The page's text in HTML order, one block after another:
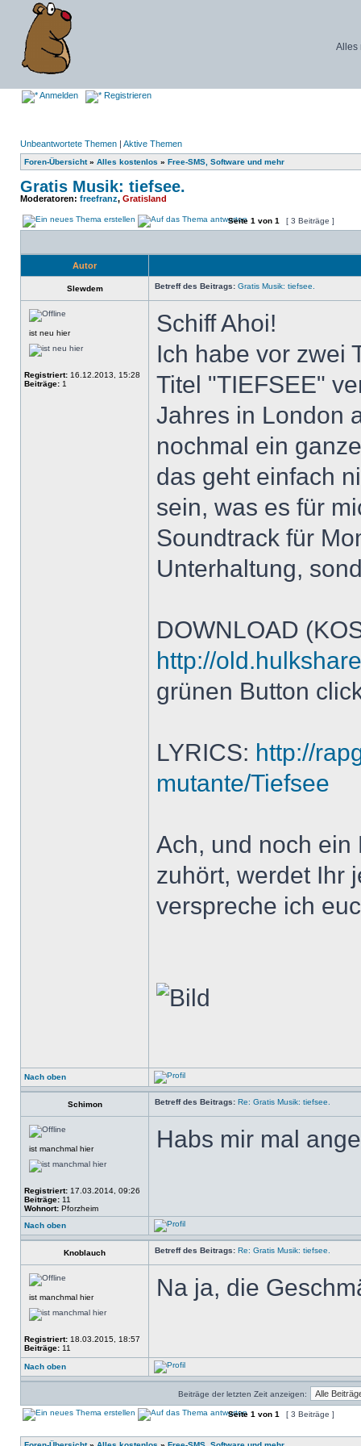
Alles
Anmelden Registrieren
Unbeantwortete Themen | Aktive Themen
Foren-Übersicht» Alles kostenlos » Free-SMS, Software und mehr
Gratis Musik: tiefsee.
Moderatoren: freefranz, Gratisland
Seite 1 von 1 [ 3 Beiträge ]
Autor
Slewdem Betreff des Beitrags: Gratis Musik: tiefsee.
ist neu hier
Registriert: 16.12.2013, 15:28
Beiträge: 1
Schiff Ahoi!
Ich habe vor zwei
Titel "TIEFSEE"
Jahres in London
nochmal ein
das geht einfach
sein, was es für
Soundtrack für
Unterhaltung,
DOWNLOAD
http://
grünen Button
LYRICS: http://
mutante/Tiefsee
Ach, und noch ein
zuhört, werdet Ihr
verspreche ich
Nach oben
Schimon Betreff des Beitrags: Re: Gratis Musik: tiefsee.
ist manchmal hier
Registriert: 17.03.2014, 09:26
Beiträge: 11
Wohnort: Pforzheim
Habs mir mal
Nach oben
Knoblauch Betreff des Beitrags: Re: Gratis Musik: tiefsee.
ist manchmal hier
Registriert: 18.03.2015, 18:57
Beiträge: 11
Na ja, die
Nach oben
Beiträge der letzten Zeit anzeigen:
Seite 1 von 1 [ 3 Beiträge ]